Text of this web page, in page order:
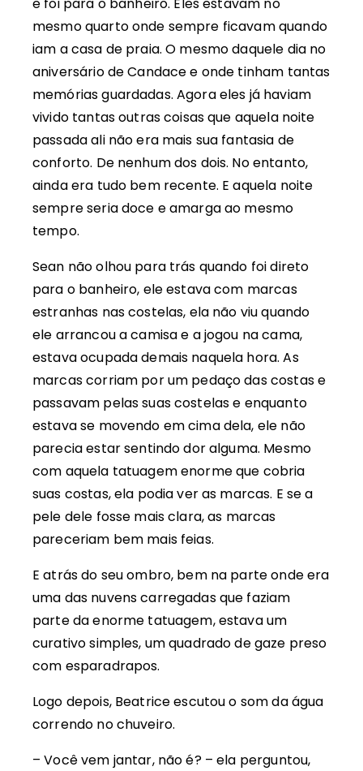
e foi para o banheiro. Eles estavam no
mesmo quarto onde sempre ficavam quando
iam a casa de praia. O mesmo daquele dia no
aniversário de Candace e onde tinham tantas
memórias guardadas. Agora eles já haviam
vivido tantas outras coisas que aquela noite
passada ali não era mais sua fantasia de
conforto. De nenhum dos dois. No entanto,
ainda era tudo bem recente. E aquela noite
sempre seria doce e amarga ao mesmo
tempo.
Sean não olhou para trás quando foi direto
para o banheiro, ele estava com marcas
estranhas nas costelas, ela não viu quando
ele arrancou a camisa e a jogou na cama,
estava ocupada demais naquela hora. As
marcas corriam por um pedaço das costas e
passavam pelas suas costelas e enquanto
estava se movendo em cima dela, ele não
parecia estar sentindo dor alguma. Mesmo
com aquela tatuagem enorme que cobria
suas costas, ela podia ver as marcas. E se a
pele dele fosse mais clara, as marcas
pareceriam bem mais feias.
E atrás do seu ombro, bem na parte onde era
uma das nuvens carregadas que faziam
parte da enorme tatuagem, estava um
curativo simples, um quadrado de gaze preso
com esparadrapos.
Logo depois, Beatrice escutou o som da água
correndo no chuveiro.
– Você vem jantar, não é? – ela perguntou,